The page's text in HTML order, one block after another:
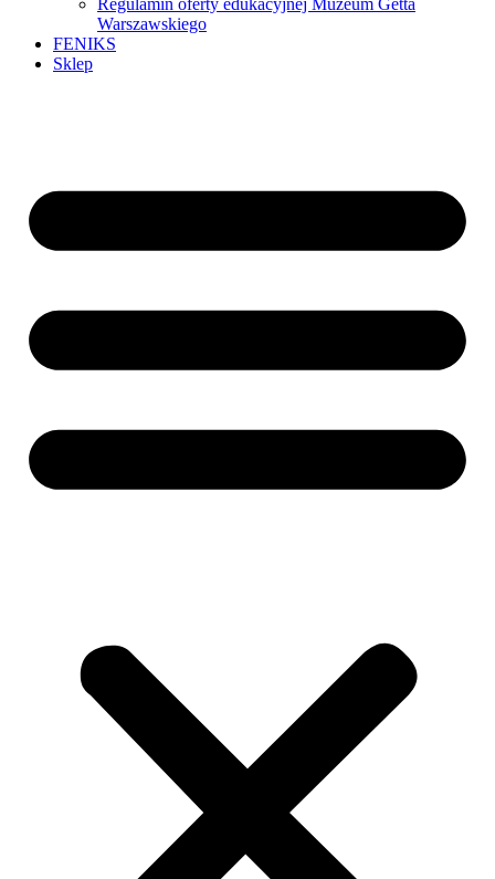
Warszawskiego
FENIKS
Sklep